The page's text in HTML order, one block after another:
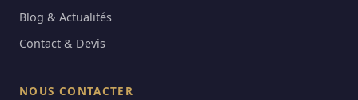
Blog & Actualités
Contact & Devis
NOUS CONTACTER